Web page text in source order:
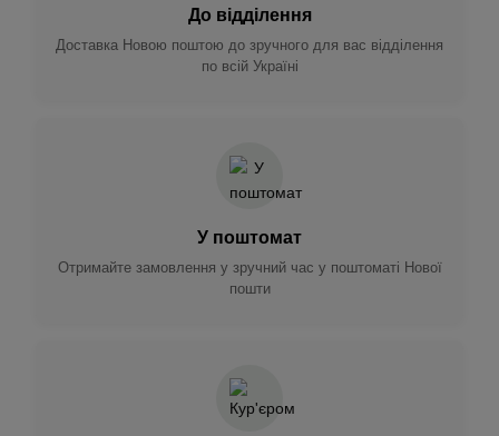
До відділення
Доставка Новою поштою до зручного для вас відділення
по всій Україні
У поштомат
Отримайте замовлення у зручний час у поштоматі Нової
пошти